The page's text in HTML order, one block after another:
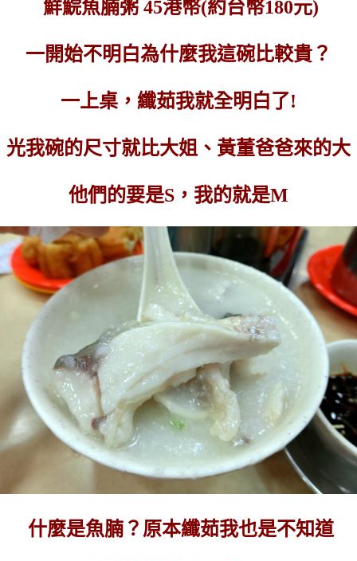
鮮鯇魚腩粥 45港幣(約台幣180元)
一開始不明白為什麼我這碗比較貴？
一上桌，纖茹我就全明白了!
光我碗的尺寸就比大姐、黃董爸爸來的大
他們的要是S，我的就是M
什麼是魚腩？原本纖茹我也是不知道